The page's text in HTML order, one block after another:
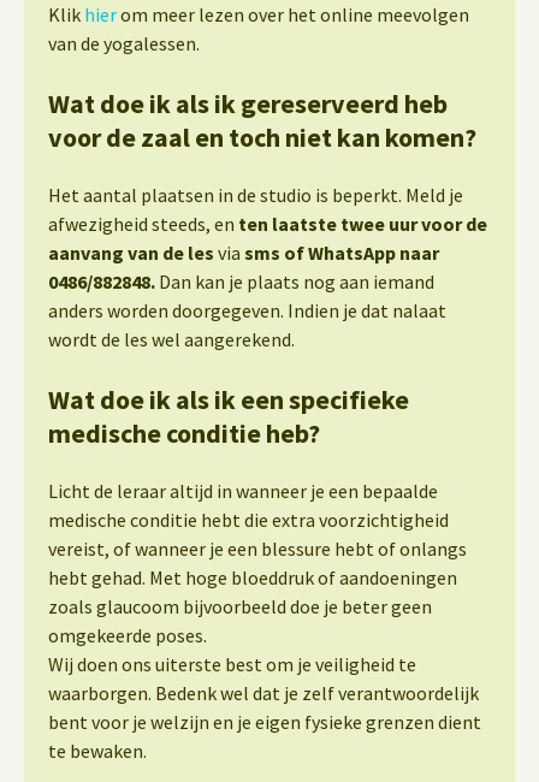
Klik hierom meer lezen over het online meevolgen
van de yogalessen.
Wat doe ik als ik gereserveerd heb
voor de zaal en toch niet kan komen?
Het aantal plaatsen in de studio is beperkt. Meld je
afwezigheid steeds, en ten laatste twee uur voor de
aanvang van de les via sms of WhatsApp naar
0486/882848. Dan kan je plaats nog aan iemand
anders worden doorgegeven. Indien je dat nalaat
wordt de les wel aangerekend.
Wat doe ik als ik een specifieke
medische conditie heb?
Licht de leraar altijd in wanneer je een bepaalde
medische conditie hebt die extra voorzichtigheid
vereist, of wanneer je een blessure hebt of onlangs
hebt gehad. Met hoge bloeddruk of aandoeningen
zoals glaucoom bijvoorbeeld doe je beter geen
omgekeerde poses.
Wij doen ons uiterste best om je veiligheid te
waarborgen. Bedenk wel dat je zelf verantwoordelijk
bent voor je welzijn en je eigen fysieke grenzen dient
te bewaken.